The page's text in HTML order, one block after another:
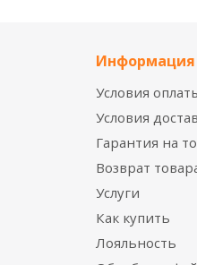
Информация
Условия
Условия
Гарантия на
Возврат
Услуги
Как купить
Лояльность